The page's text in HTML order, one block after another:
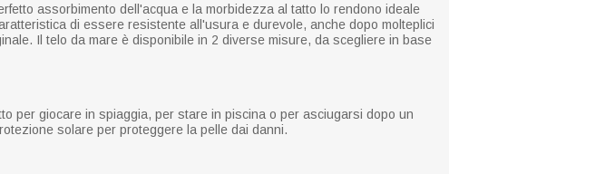
assorbimento dell'acqua e la morbidezza al tatto lo rendono ideale
di essere resistente all'usura e durevole, anche dopo molteplici
Il telo da mare è disponibile in 2 diverse misure, da scegliere in base
per giocare in spiaggia, per stare in piscina o per asciugarsi dopo un
solare per proteggere la pelle dai danni.